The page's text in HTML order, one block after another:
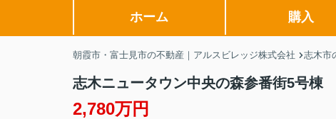
ホーム 購入
朝霞市・富士見市の不動産｜アルスビレッジ株式会社 志木市
志木ニュータウン中央の森参番街5号棟
2,780万円